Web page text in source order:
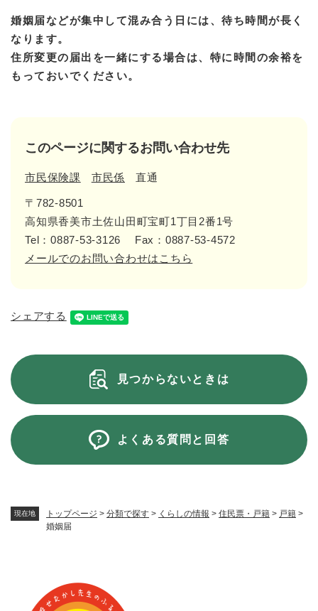
現在地 トップページ > 分類で探す > くらしの情報 > 住民票・戸籍 > 戸籍 >
婚姻届
婚姻届などが集中して混み合う日には、待ち時間が長く
なります。
住所変更の届出を一緒にする場合は、特に時間の余裕を
もっておいでください。
このページに関するお問い合わせ先
市民保険課 市民係 直通
〒782-8501
高知県香美市土佐山田町宝町1丁目2番1号
Tel：0887-53-3126
Fax：0887-53-4572
メールでのお問い合わせはこちら
シェアする
見つからないときは
よくある質問と回答